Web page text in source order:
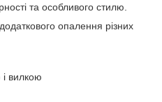
та особливого стилю.
опалення різних
і вилкою